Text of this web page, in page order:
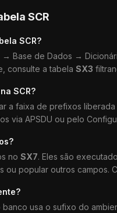
SCR
SCR?
→ Base de Dados →
consulte a tabela SX3
SCR?
a faixa de prefixos
via APSDU ou pelo
no SX7. Eles são
popular outros campos.
usa o sufixo do